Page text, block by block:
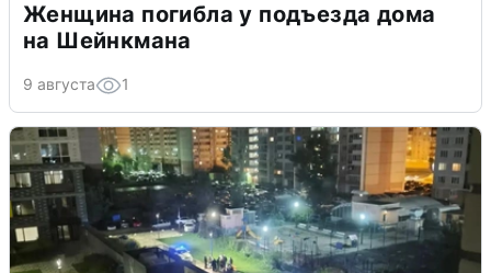
Женщина погибла у подъезда дома
на Шейнкмана
9 августа 1